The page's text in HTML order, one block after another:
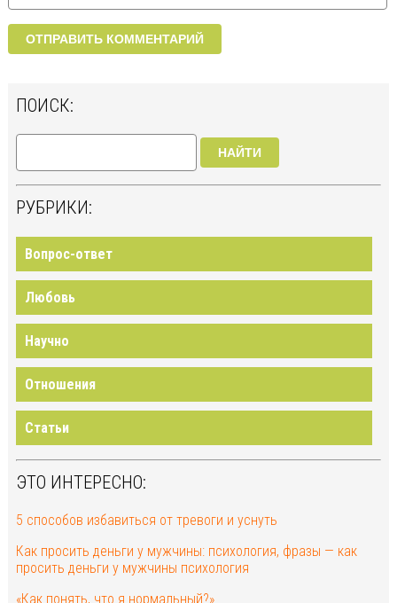
ПОИСК:
НАЙТИ
РУБРИКИ:
Вопрос-ответ
Любовь
Научно
Отношения
Статьи
ЭТО ИНТЕРЕСНО:
5 способов избавиться от тревоги и уснуть
Как просить деньги у мужчины: психология, фразы — как
просить деньги у мужчины психология
«Как понять, что я нормальный?»